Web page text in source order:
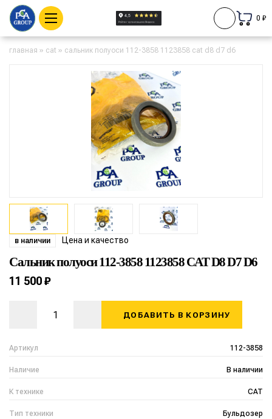
0 ₽
главная » cat » сальник полуоси 112-3858 1123858 cat d8 d7 d6
в наличии Цена и качество
Сальник полуоси 112-3858 1123858 CAT D8 D7 D6
Артикул 112-3858
Наличие В наличии
К технике CAT
Тип техники Бульдозер
11 500 ₽
ДОБАВИТЬ В КОРЗИНУ